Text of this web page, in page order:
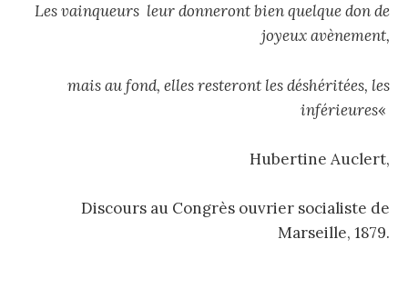
Les vainqueurs leur donneront bien quelque don de
joyeux avènement,
mais au fond, elles resteront lesdéshéritées, les
inférieures«
Hubertine Auclert,
Discours au Congrès ouvrier socialiste de
Marseille, 1879.